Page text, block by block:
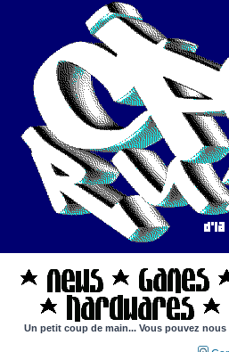
Un petit coup de main... Vous pouvez